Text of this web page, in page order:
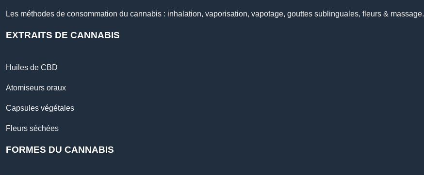
Les méthodes de consommation du cannabis : inhalation, vaporisation, vapotage, gouttes sublinguales, fleurs & massage.
EXTRAITS DE CANNABIS
Huiles de CBD
Atomiseurs oraux
Capsules végétales
Fleurs séchées
FORMES DU CANNABIS